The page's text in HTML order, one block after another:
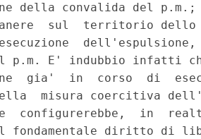
della convalida del p.m.;
sul  territorio
p.m. E' indubbio infatti
gia'  in  corso  di
misura coercitiva
in
fondamentale diritto di